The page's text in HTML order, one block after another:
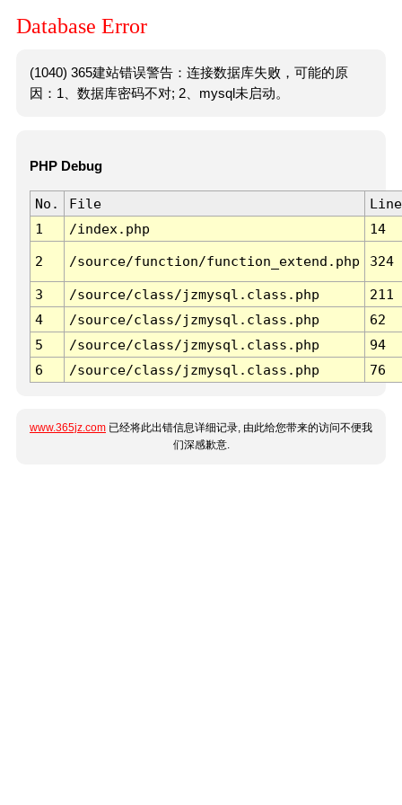
Database Error
(1040) 365建站错误警告：连接数据库失败，可能的原
因：1、数据库密码不对; 2、mysql未启动。
PHP Debug
No. File
Line
1
/index.php 14
2 /source/function/function_extend.php 324
3 /source/class/jzmysql.class.php
211
4
/source/class/jzmysql.class.php
62
5
/source/class/jzmysql.class.php
94
6
/source/class/jzmysql.class.php 76
www.365jz.com 已经将此出错信息详细记录, 由此给您带来的访问不便我
们深感歉意.